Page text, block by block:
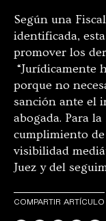
Según una
identificada,
promover los
“Jurídicamente
porque no
sanción ante el
abogada. Para
cumplimiento
visibilidad
Juez y del
COMPARTIR ARTÍCULO